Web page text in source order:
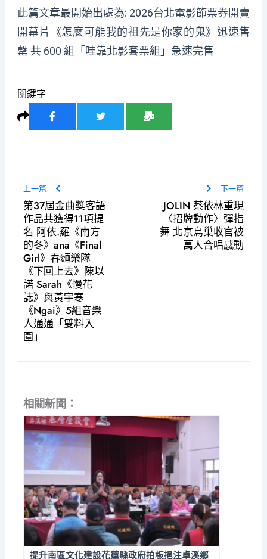
此篇文章最開始出處為: 2026台北電影節票券開賣
開幕片《怎麼可能我的祖先是你家的鬼》迅速售
罄 共 600 組「哇靠北影套票組」急速完售
關鍵字
上一篇
第37屆金曲獎客語
作品共獲得11項提
名 阿依.羅《南方
的冬》ana《Final
Girl》春麵樂隊
《下回上去》陳以
諾 Sarah《慢花
誌》與黃宇寒
《Ngai》5組音樂
人通通「雙料入
圍」
下一篇
JOLIN 蔡依林重現
〈招牌動作〉彈指
舞 北京鳥巢收官被
萬人合唱感動
相關新聞：
提升南區文化建設花蓮縣政府拍板挹注卓溪鄉